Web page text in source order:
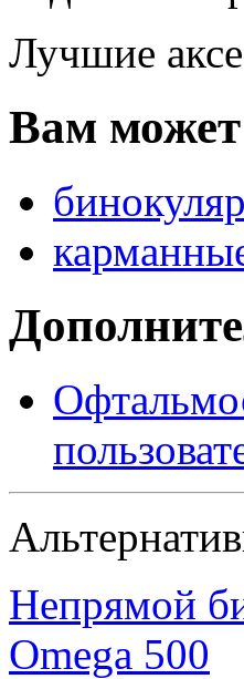
Лучшие
Вам
Непрямой
Omega 500